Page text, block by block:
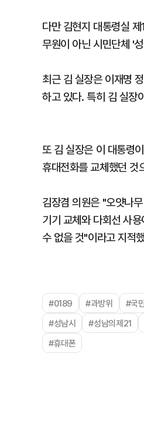
다만 김현지 대통령실
무원이 아닌 시민단체 '
최근 김 실장은 이재명
하고 있다. 특히 김 실장
또 김 실장은 이 대통령
휴대전화를 교체했던 것
김장겸 의원은 "오얏나
기기 교체와 다회선 사
수 없을 것"이라고 지적
#0189 #과방위 #국
#성남시
#성남의제21
#휴대폰